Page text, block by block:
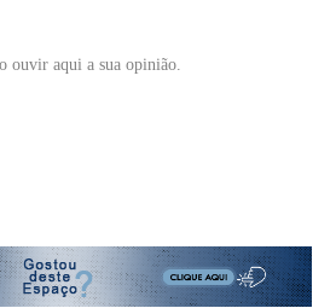
ouvir aqui a sua opinião.